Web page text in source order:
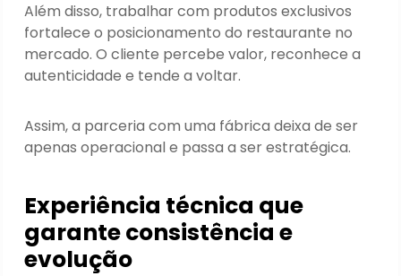
Além disso, trabalhar com produtos exclusivos
fortalece o posicionamento do restaurante no
mercado. O cliente percebe valor, reconhece a
autenticidade e tende a voltar.
Assim, a parceria com uma fábrica deixa de ser
apenas operacional e passa a ser estratégica.
Experiência técnica que
garante consistência e
evolução